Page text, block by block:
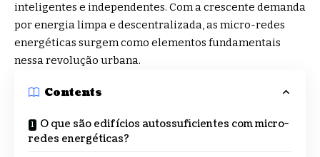
inteligentes e independentes. Com a crescente demanda
por energia limpa e descentralizada, as micro-redes
energéticas surgem como elementos fundamentais
nessa revolução urbana.
Contents
O que são edifícios autossuficientes com micro-
redes energéticas?